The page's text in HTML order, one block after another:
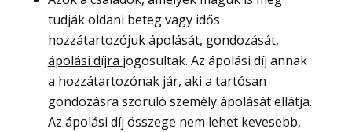
tudják oldani beteg vagy idős
hozzátartozójuk ápolását, gondozását,
ápolási díjra jogosultak. Az ápolási díj annak
a hozzátartozónak jár, aki a tartósan
gondozásra szoruló személy ápolását ellátja.
Az ápolási díj összege nem lehet kevesebb,